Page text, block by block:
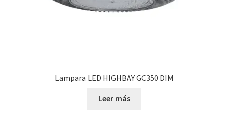
Lampara LED HIGHBAY GC350 DIM
Leer más